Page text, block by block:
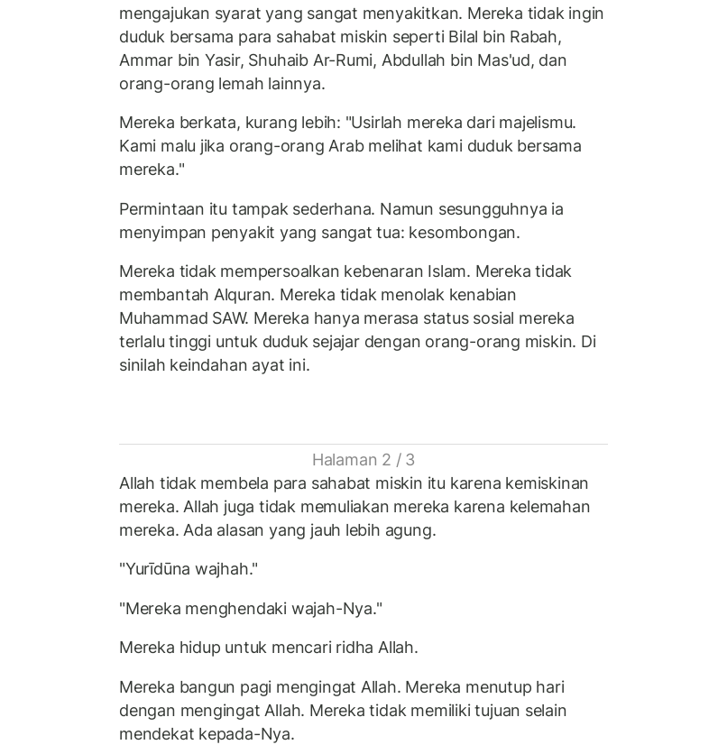
mengajukan syarat yang sangat menyakitkan. Mereka tidak ingin
duduk bersama para sahabat miskin seperti Bilal bin Rabah,
Ammar bin Yasir, Shuhaib Ar-Rumi, Abdullah bin Mas'ud, dan
orang-orang lemah lainnya.
Mereka berkata, kurang lebih: "Usirlah mereka dari majelismu.
Kami malu jika orang-orang Arab melihat kami duduk bersama
mereka."
Permintaan itu tampak sederhana. Namun sesungguhnya ia
menyimpan penyakit yang sangat tua: kesombongan.
Mereka tidak mempersoalkan kebenaran Islam. Mereka tidak
membantah Alquran. Mereka tidak menolak kenabian
Muhammad SAW. Mereka hanya merasa status sosial mereka
terlalu tinggi untuk duduk sejajar dengan orang-orang miskin. Di
sinilah keindahan ayat ini.
Halaman 2 / 3
Allah tidak membela para sahabat miskin itu karena kemiskinan
mereka. Allah juga tidak memuliakan mereka karena kelemahan
mereka. Ada alasan yang jauh lebih agung.
"Yurīdūna wajhah."
"Mereka menghendaki wajah-Nya."
Mereka hidup untuk mencari ridha Allah.
Mereka bangun pagi mengingat Allah. Mereka menutup hari
dengan mengingat Allah. Mereka tidak memiliki tujuan selain
mendekat kepada-Nya.